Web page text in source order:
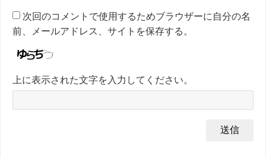
次回のコメントで使用するためブラウザーに自分の名
前、メールアドレス、サイトを保存する。
上に表示された文字を入力してください。